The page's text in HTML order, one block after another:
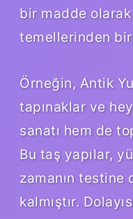
bir madde
temellerinden
Örneğin, Antik
tapınaklar ve
sanatı hem de
Bu taş yapılar,
zamanın testine
kalmıştır.